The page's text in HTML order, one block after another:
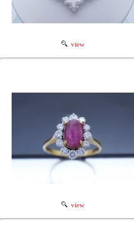
view
view